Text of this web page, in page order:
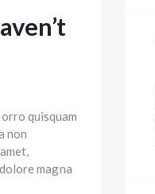
quisquam
non
magna